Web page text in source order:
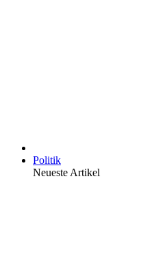
Politik
Neueste Artikel